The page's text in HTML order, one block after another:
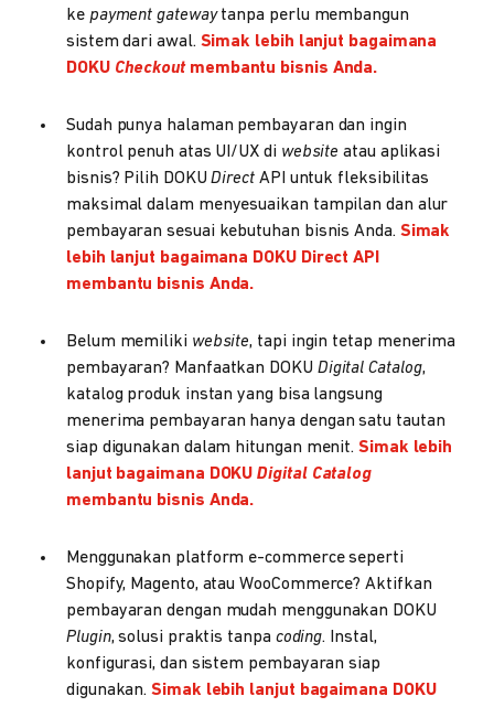
ke payment gatewaytanpa perlu membangun
sistem dari awal. Simak lebih lanjut bagaimana
DOKU Checkoutmembantu bisnis Anda.
Sudah punya halaman pembayaran dan ingin
kontrol penuh atas UI/UX di website atau aplikasi
bisnis? Pilih DOKUDirect API untuk fleksibilitas
maksimal dalam menyesuaikan tampilan dan alur
pembayaran sesuai kebutuhan bisnis Anda. Simak
lebih lanjut bagaimana DOKU Direct API
membantu bisnis Anda.
Belum memiliki website, tapi ingin tetap menerima
pembayaran? Manfaatkan DOKU Digital Catalog,
katalog produk instan yang bisa langsung
menerima pembayaran hanya dengan satu tautan
siap digunakan dalam hitungan menit.Simak lebih
lanjut bagaimana DOKUDigital Catalog
membantu bisnis Anda.
Menggunakan platform e-commerce seperti
Shopify, Magento, atau WooCommerce? Aktifkan
pembayaran dengan mudah menggunakan DOKU
Plugin, solusi praktis tanpa coding. Instal,
konfigurasi, dan sistem pembayaran siap
digunakan.Simak lebih lanjut bagaimana DOKU